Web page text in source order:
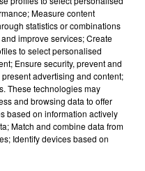
à Clermont-Ferrand, et
est en cours. Les
s’il a pu jouer un
ce mardi, et devrait
du décès.
Measure content
statistics or combinations
improve services; Create
to select personalised
Ensure security, prevent and
advertising and content;
These technologies may
and browsing data to offer
based on information actively
Match and combine data from
Identify devices based on